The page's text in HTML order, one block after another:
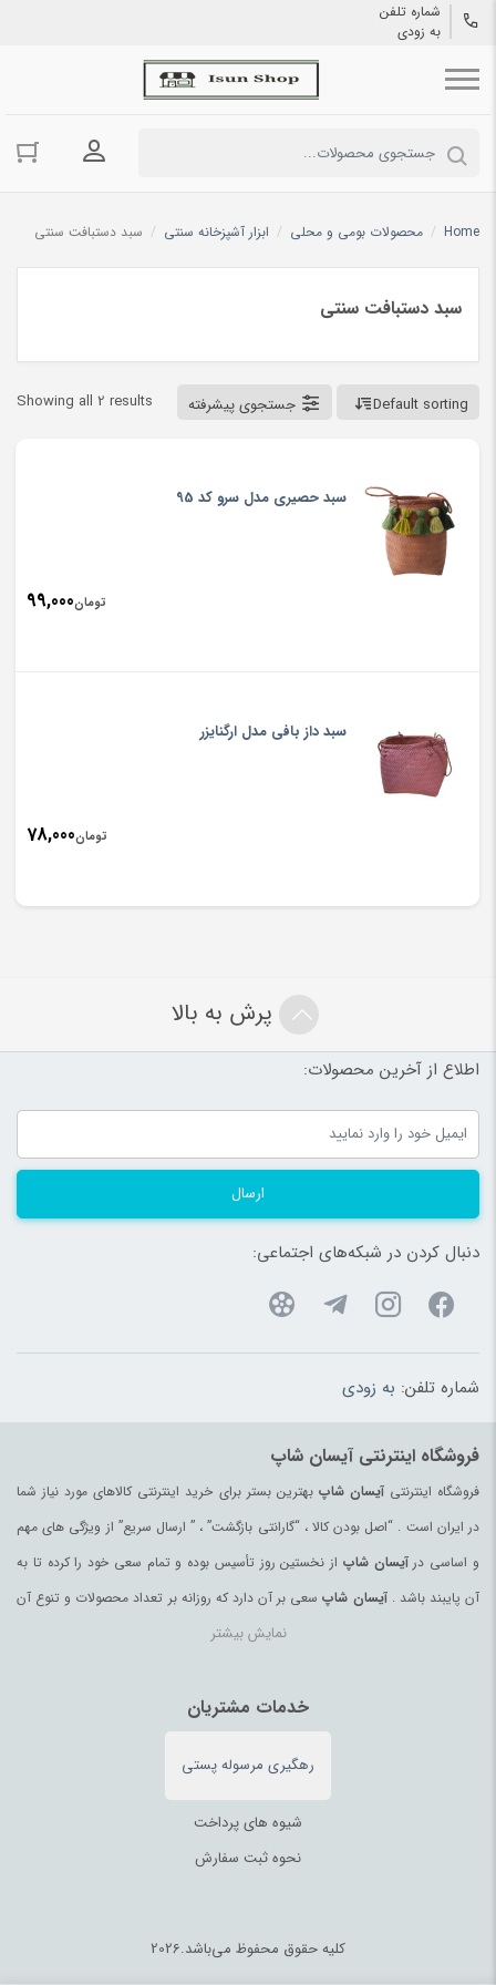
شماره تلفن
به زودی
ورود به
Home
/ محصولات بومی و محلی / ابزار آشپزخانه سنتی / سبد دستبافت سنتی
سبد دستبافت سنتی
Showing all 2 results Default sorting جستجوی پیشرفته
سبد حصیری مدل سرو کد 95
تومان99,000
سبد داز بافی مدل ارگنایزر
تومان78,000
پرش به بالا
اطلاع از آخرین محصولات:
ارسال
دنبال کردن در شبکه‌های اجتماعی:
شماره تلفن: به زودی
فروشگاه اینترنتی آیسان شاپ
فروشگاه اینترنتیآیسان شاپبهترین بستر برای خرید اینترنتی کالاهای مورد نیاز شما
در ایران است . “اصل بودن کالا ، “گارانتی بازگشت” ، ” ارسال سریع” از ویژگی های مهم
و اساسی درآیسان شاپ از نخستین روز تأسیس بوده و تمام سعی خود را کرده تا به
آن پایبند باشد .آیسان شاپ سعی بر آن دارد که روزانه بر تعداد محصولات و تنوع آن
بیفزاید تا بتواند نیاز همه ی افراد با هر نوع سلیقه را در خرید محصولات اینترنتی مرتفع
آیسان شاپحسب مورد دارای مجوز های لازم از مراجع
مربوطه می باشند و فعالیتهای این سایت تابع قوانین و مقررات جمهوری اسلامی ایران
نمایش بیشتر
خدمات مشتریان
رهگیری مرسوله پستی
شیوه های پرداخت
نحوه ثبت سفارش
کلیه حقوق محفوظ می‌باشد.2026